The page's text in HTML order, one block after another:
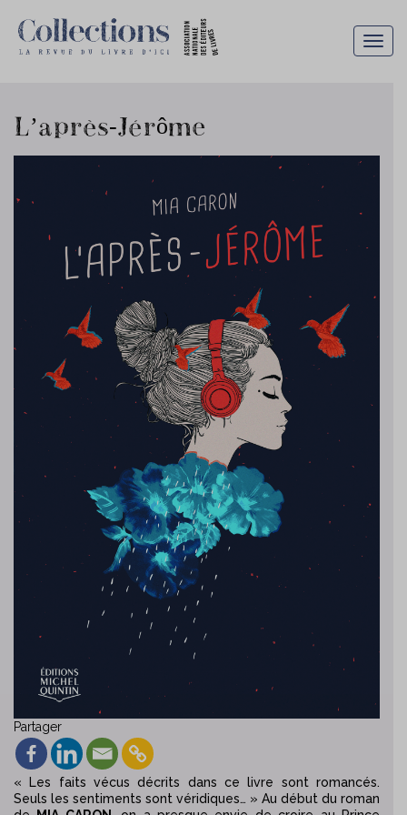
L’après-Jérôme
Partager
« Les faits vécus décrits dans ce livre sont romancés.
Seuls les sentiments sont véridiques… » Au début du roman